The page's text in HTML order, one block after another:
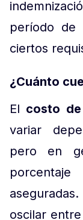
período de
ciertos
¿Cuánto
El costo
variar
pero en
oscilar